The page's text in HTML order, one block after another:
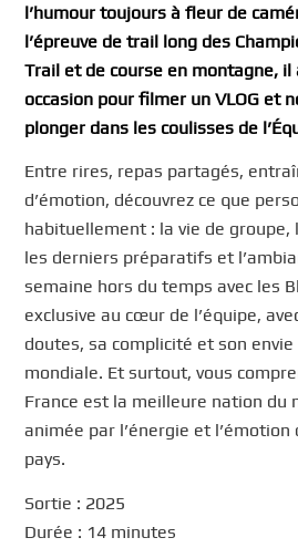
l’humour toujours à fleur de
l’épreuve de trail long des
Trail et de course en montagne,
occasion pour filmer un VLOG et
plonger dans les coulisses de
Entre rires, repas partagés,
d’émotion, découvrez ce que
habituellement : la vie de groupe,
les derniers préparatifs et
semaine hors du temps avec les
exclusive au cœur de l’équipe,
doutes, sa complicité et son
mondiale. Et surtout, vous
France est la meilleure nation du
animée par l’énergie et
pays.
Sortie : 2025
Durée : 14 minutes